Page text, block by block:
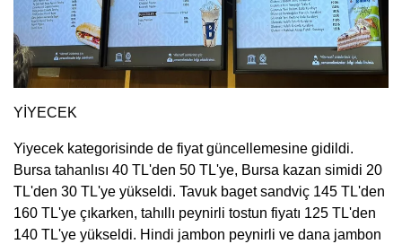
YİYECEK
Yiyecek kategorisinde de fiyat güncellemesine gidildi.
Bursa tahanlısı 40 TL'den 50 TL'ye, Bursa kazan simidi 20
TL'den 30 TL'ye yükseldi. Tavuk baget sandviç 145 TL'den
160 TL'ye çıkarken, tahıllı peynirli tostun fiyatı 125 TL'den
140 TL'ye yükseldi. Hindi jambon peynirli ve dana jambon